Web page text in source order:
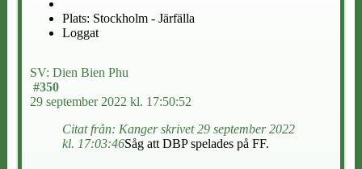
Plats: Stockholm - Järfälla
Loggat
SV: Dien Bien Phu
#350
29 september 2022 kl. 17:50:52
Citat från: Kanger skrivet 29 september 2022
kl. 17:03:46Såg att DBP spelades på FF.